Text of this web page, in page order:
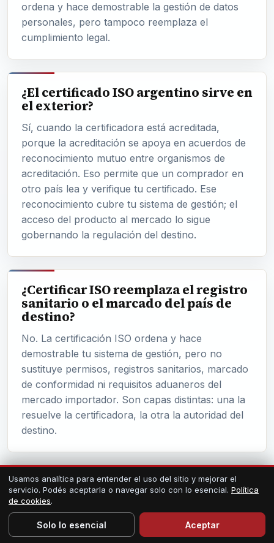
ordena y hace demostrable la gestión de datos
personales, pero tampoco reemplaza el
cumplimiento legal.
¿El certificado ISO argentino sirve en
el exterior?
Sí, cuando la certificadora está acreditada,
porque la acreditación se apoya en acuerdos de
reconocimiento mutuo entre organismos de
acreditación. Eso permite que un comprador en
otro país lea y verifique tu certificado. Ese
reconocimiento cubre tu sistema de gestión; el
acceso del producto al mercado lo sigue
gobernando la regulación del destino.
¿Certificar ISO reemplaza el registro
sanitario o el marcado del país de
destino?
No. La certificación ISO ordena y hace
demostrable tu sistema de gestión, pero no
sustituye permisos, registros sanitarios, marcado
de conformidad ni requisitos aduaneros del
mercado importador. Son capas distintas: una la
resuelve la certificadora, la otra la autoridad del
destino.
¿Cuánto tarda certificar para
exportar?
Depende del alcance, la dotación, las sedes y el
estado del sistema. El plazo se define en la
Usamos analítica para entender el uso del sitio y mejorar el
servicio. Podés aceptarla o navegar solo con lo esencial. Política
de cookies.
Solo lo esencial Aceptar